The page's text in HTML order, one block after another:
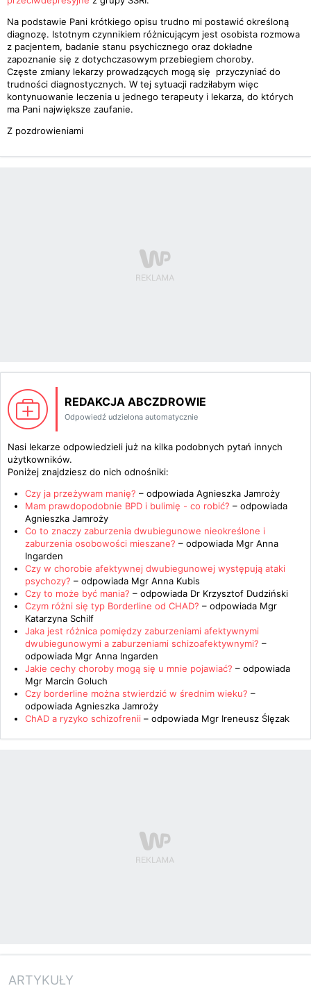
Na podstawie Pani krótkiego opisu trudno mi postawić określoną
diagnozę. Istotnym czynnikiem różnicującym jest osobista rozmowa
z pacjentem, badanie stanu psychicznego oraz dokładne
zapoznanie się z dotychczasowym przebiegiem choroby.
Częste zmiany lekarzy prowadzących mogą się przyczyniać do
trudności diagnostycznych. W tej sytuacji radziłabym więc
kontynuowanie leczenia u jednego terapeuty i lekarza, do których
ma Pani największe zaufanie.
Z pozdrowieniami
REDAKCJA ABCZDROWIE
Odpowiedź udzielona automatycznie
Nasi lekarze odpowiedzieli już na kilka podobnych pytań innych
użytkowników.
Poniżej znajdziesz do nich odnośniki:
Czy ja przeżywam manię? – odpowiada Agnieszka Jamroży
Mam prawdopodobnie BPD i bulimię - co robić? – odpowiada
Agnieszka Jamroży
Co to znaczy zaburzenia dwubiegunowe nieokreślone i
zaburzenia osobowości mieszane? – odpowiada Mgr Anna
Ingarden
Czy w chorobie afektywnej dwubiegunowej występują ataki
psychozy? – odpowiada Mgr Anna Kubis
Czy to może być mania? – odpowiada Dr Krzysztof Dudziński
Czym różni się typ Borderline od CHAD? – odpowiada Mgr
Katarzyna Schilf
Jaka jest różnica pomiędzy zaburzeniami afektywnymi
dwubiegunowymi a zaburzeniami schizoafektywnymi? –
odpowiada Mgr Anna Ingarden
Jakie cechy choroby mogą się u mnie pojawiać? – odpowiada
Mgr Marcin Goluch
Czy borderline można stwierdzić w średnim wieku? –
odpowiada Agnieszka Jamroży
ChAD a ryzyko schizofrenii – odpowiada Mgr Ireneusz Ślęzak
ARTYKUŁY